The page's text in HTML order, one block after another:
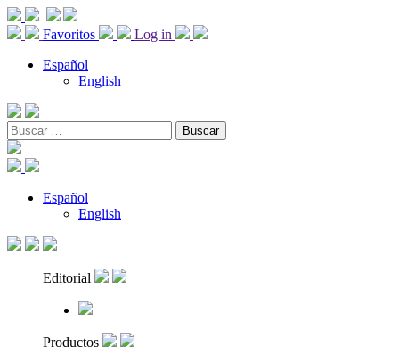
Favoritos
Log in
Español
English
Buscar:
Español
English
Editorial
Productos